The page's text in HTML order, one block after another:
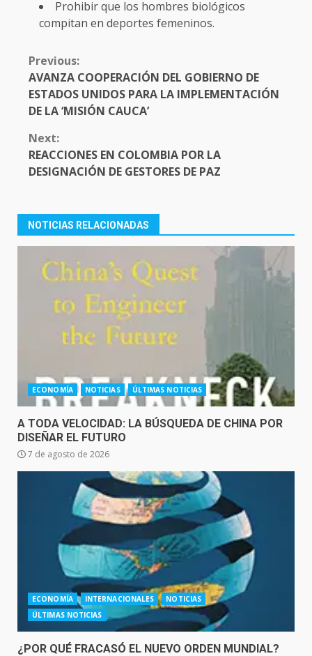
Prohibir que los hombres biológicos
compitan en deportes femeninos.
CONTINUE
READING
Previous:
AVANZA COOPERACIÓN DEL GOBIERNO DE
ESTADOS UNIDOS PARA LA IMPLEMENTACIÓN
DE LA ‘MISIÓN CAUCA’
Next:
REACCIONES EN COLOMBIA POR LA
DESIGNACIÓN DE GESTORES DE PAZ
NOTICIAS RELACIONADAS
ECONOMÍA NOTICIAS ÚLTIMAS NOTICIAS
A TODA VELOCIDAD: LA BÚSQUEDA DE CHINA POR
DISEÑAR EL FUTURO
7 de agosto de 2026
ECONOMÍA INTERNACIONALES
NOTICIAS
ÚLTIMAS NOTICIAS
¿POR QUÉ FRACASÓ EL NUEVO ORDEN MUNDIAL?